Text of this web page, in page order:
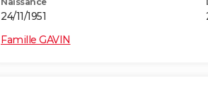
24/11/1951
Famille GAVIN